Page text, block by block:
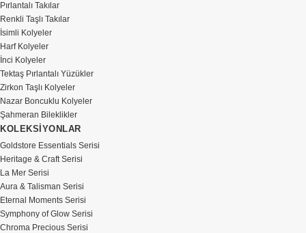
Pırlantalı Takılar
Renkli Taşlı Takılar
İsimli Kolyeler
Harf Kolyeler
İnci Kolyeler
Tektaş Pırlantalı Yüzükler
Zirkon Taşlı Kolyeler
Nazar Boncuklu Kolyeler
Şahmeran Bileklikler
KOLEKSİYONLAR
Goldstore Essentials Serisi
Heritage & Craft Serisi
La Mer Serisi
Aura & Talisman Serisi
Eternal Moments Serisi
Symphony of Glow Serisi
Chroma Precious Serisi